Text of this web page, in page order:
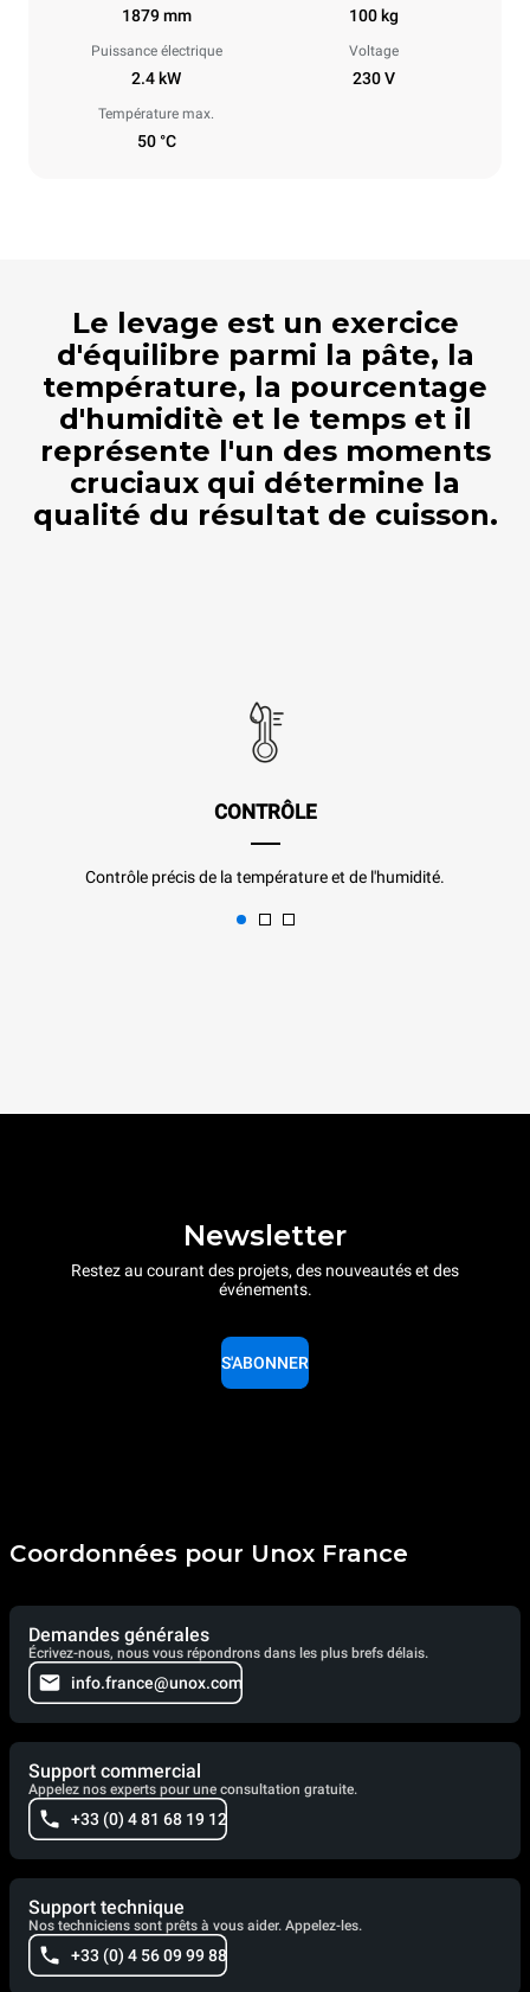
1879 mm 100 kg
Puissance électrique
2.4 kW
Voltage
230 V
Température max.
50 °C
Le levage est un exercice
d'équilibre parmi la pâte, la
température, la pourcentage
d'humiditè et le temps et il
représente l'un des moments
cruciaux qui détermine la
qualité du résultat de cuisson.
CONTRÔLE
Contrôle précis de la température et de l'humidité.
Newsletter
Restez au courant des projets, des nouveautés et des
événements.
S'ABONNER
Coordonnées pour Unox France
Demandes générales
Écrivez-nous, nous vous répondrons dans les plus brefs délais.
info.france@unox.com
Support commercial
Appelez nos experts pour une consultation gratuite.
+33 (0) 4 81 68 19 12
Support technique
Nos techniciens sont prêts à vous aider. Appelez-les.
+33 (0) 4 56 09 99 88